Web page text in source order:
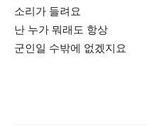
소리가 들려요
난 누가 뭐래도 항상
군인일 수밖에 없겠지요